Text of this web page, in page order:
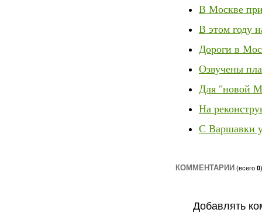
В Москве
В этом году
Дороги в
Озвучены
Для "новой
На
С Варшавки
КОММЕНТАРИИ (всего 0)
Добавлять